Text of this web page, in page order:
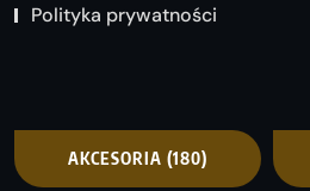
Polityka prywatności
AKCESORIA (180)